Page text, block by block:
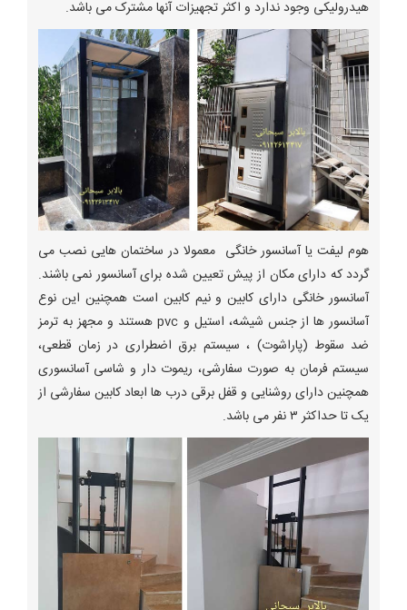
هیدرولیکی وجود ندارد و اکثر تجهیزات آنها مشترک می باشد.
هوم لیفت یا آسانسور خانگی معمولا در ساختمان هایی نصب می
گردد که دارای مکان از پیش تعیین شده برای آسانسور نمی باشند.
آسانسور خانگی دارای کابین و نیم کابین است همچنین این نوع
آسانسور ها از جنس شیشه، استیل و pvc هستند و مجهز به ترمز
ضد سقوط (پاراشوت) ، سیستم برق اضطراری در زمان قطعی،
سیستم فرمان به صورت سفارشی، ریموت دار و شاسی آسانسوری
همچنین دارای روشنایی و قفل برقی درب ها ابعاد کابین سفارشی از
یک تا حداکثر ۳ نفر می باشد.